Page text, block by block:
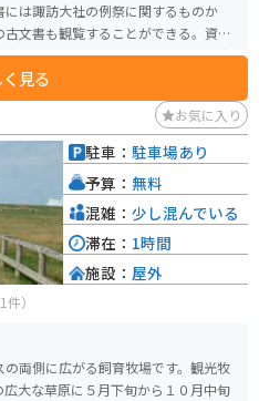
は諏訪大社の例祭に関するものか
文書も観覧することができる。資料
照信」により設計されていおり、奇
在している。館内を案内してくれる
してくれる。
見る
お気に入り
件）
両側に広がる飼育牧場です。観光牧
大な草原に５月下旬から１０月中旬
駐車： 駐車場あり
予算： 無料
混雑： 少し混んでいる
滞在： 1時間
施設： 屋外